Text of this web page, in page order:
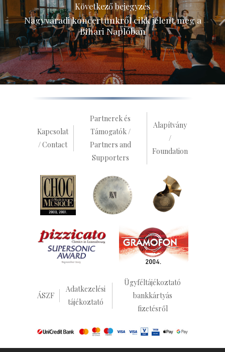
Következő bejegyzés
Nagyváradi koncertünkről cikk jelent meg a
Bihari Naplóban
Kapcsolat
/ Contact
Partnerek és
Támogatók /
Partners and
Supporters
Alapítvány
/
Foundation
ÁSZF
Adatkezelési
tájékoztató
Ügyféltájékoztató
bankkártyás
fizetésről